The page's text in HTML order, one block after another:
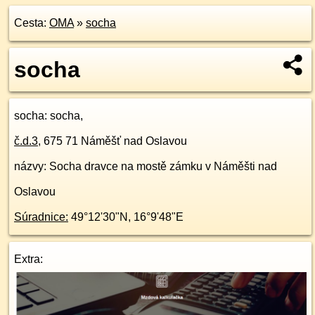
Cesta: OMA» socha
socha
socha: socha,
č.d.3, 675 71 Náměšť nad Oslavou
názvy: Socha dravce na mostě zámku v Náměšti nad
Oslavou
Súradnice: 49°12'30"N , 16°9'48"E
Extra: